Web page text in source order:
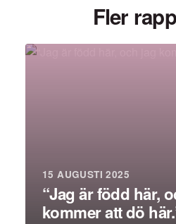
Fler
15 AUGUSTI 2025
“Jag är född här,
kommer att dö